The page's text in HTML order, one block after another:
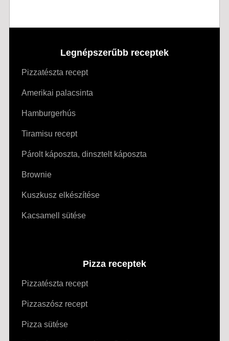
Legnépszerűbb receptek
Pizzatészta recept
Amerikai palacsinta
Hamburgerhús
Tiramisu recept
Párolt káposzta, dinsztelt káposzta
Brownie
Kuszkusz elkészítése
Kacsamell sütése
Pizza receptek
Pizzatészta recept
Pizzaszósz recept
Pizza sütése